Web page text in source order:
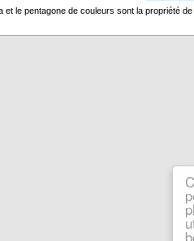
le pentagone de couleurs sont la propriété